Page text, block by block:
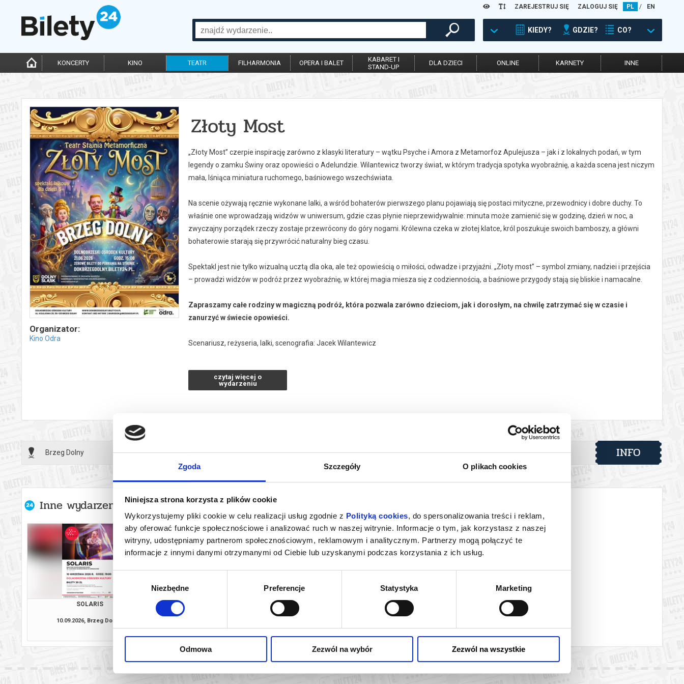
Zgoda Szczegóły O plikach cookies
Niniejsza strona korzysta z plików cookie
Wykorzystujemy pliki cookie w celu realizacji usług zgodnie z Polityką cookies, do spersonalizowania treści i reklam,
aby oferować funkcje społecznościowe i analizować ruch w naszej witrynie. Informacje o tym, jak korzystasz z naszej
witryny, udostępniamy partnerom społecznościowym, reklamowym i analitycznym. Partnerzy mogą połączyć te
informacje z innymi danymi otrzymanymi od Ciebie lub uzyskanymi podczas korzystania z ich usług.
Niezbędne Preferencje Statystyka Marketing
Odmowa Zezwól na wybór Zezwól na wszystkie
ZAREJESTRUJ SIĘ ZALOGUJ SIĘ PL / EN
KIEDY? GDZIE? CO?
KONCERTY KINO TEATR FILHARMONIA OPERA I BALET
KABARET I
STAND-UP
DLA DZIECI ONLINE KARNETY INNE
Organizator:
Kino Odra
Złoty Most
„Złoty Most” czerpie inspirację zarówno z klasyki literatury – wątku Psyche i Amora z Metamorfoz Apulejusza – jak i z lokalnych podań, w tym
legendy o zamku Świny oraz opowieści o Adelundzie. Wilantewicz tworzy świat, w którym tradycja spotyka wyobraźnię, a każda scena jest niczym
mała, lśniąca miniatura ruchomego, baśniowego wszechświata.
Na scenie ożywają ręcznie wykonane lalki, a wśród bohaterów pierwszego planu pojawiają się postaci mityczne, przewodnicy i dobre duchy. To
właśnie one wprowadzają widzów w uniwersum, gdzie czas płynie nieprzewidywalnie: minuta może zamienić się w godzinę, dzień w noc, a
zwyczajny porządek rzeczy zostaje przewrócony do góry nogami. Królewna czeka w złotej klatce, król poszukuje swoich bamboszy, a główni
bohaterowie starają się przywrócić naturalny bieg czasu.
Spektakl jest nie tylko wizualną ucztą dla oka, ale też opowieścią o miłości, odwadze i przyjaźni. „Złoty most” – symbol zmiany, nadziei i przejścia
– prowadzi widzów w podróż przez wyobraźnię, w której magia miesza się z codziennością, a baśniowe przygody stają się bliskie i namacalne.
Zapraszamy całe rodzinyw magiczną podróż, która pozwala zarówno dzieciom, jak i dorosłym, na chwilę zatrzymać się w czasie i
zanurzyć w świecie opowieści.
Scenariusz, reżyseria, lalki, scenografia: Jacek Wilantewicz
Wykonanie: Tamara Yelchaninova i Jacek Wilantewicz
Spektakl powstał w ramach Stypendium Województwa Dolnośląskiego ze środków budżetu Samorządu Województwa Dolnośląskiego
Bezpieczne zakupy w Bilety24. W przypadku odwołania wydarzenia, gwarantujemy automatyczny zwrot środków potwierdzony komunikatem
czytaj więcej o
wydarzeniu
Brzeg Dolny 21.06.2026 , g. 15:00(niedziela) Kino Odra w Brzegu Dolnym INFO
Inne wydarzenia organizatora
SOLARIS
10.09.2026, Brzeg Dolny
KAŻDEGO DNIA JEST MI ŻAL